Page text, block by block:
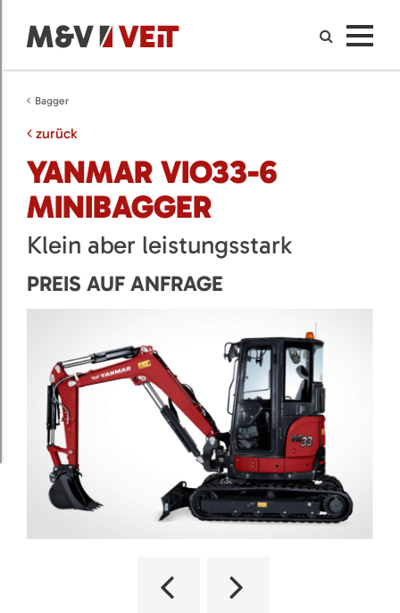
Bagger
zurück
YANMAR VIO33-6
MINIBAGGER
Klein aber leistungsstark
PREIS AUF ANFRAGE